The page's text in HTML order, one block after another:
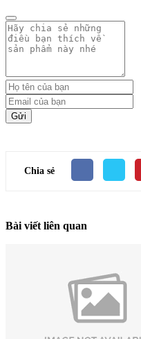
Gửi
Chia sẻ
Bài viết liên quan